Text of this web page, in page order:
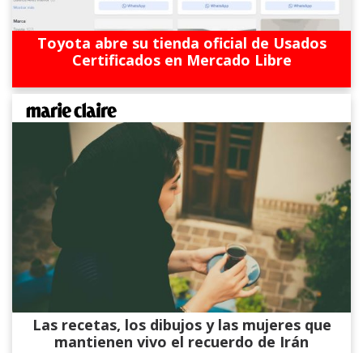
Toyota abre su tienda oficial de Usados
Certificados en Mercado Libre
Las recetas, los dibujos y las mujeres que
mantienen vivo el recuerdo de Irán